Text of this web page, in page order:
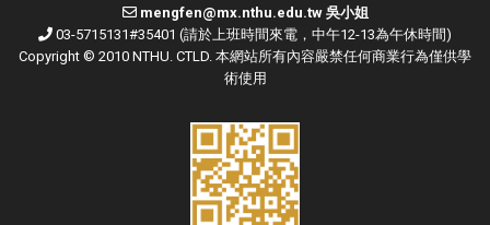
mengfen@mx.nthu.edu.tw 吳小姐
03-5715131#35401 (請於上班時間來電，中午12-13為午休時間)
Copyright © 2010 NTHU. CTLD. 本網站所有內容嚴禁任何商業行為僅供學
術使用